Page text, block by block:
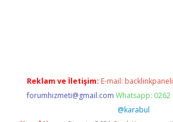
Reklam ve İletişim: E-mail:
forumhizmeti@gmail.com Whatsapp: 0262
@karabul